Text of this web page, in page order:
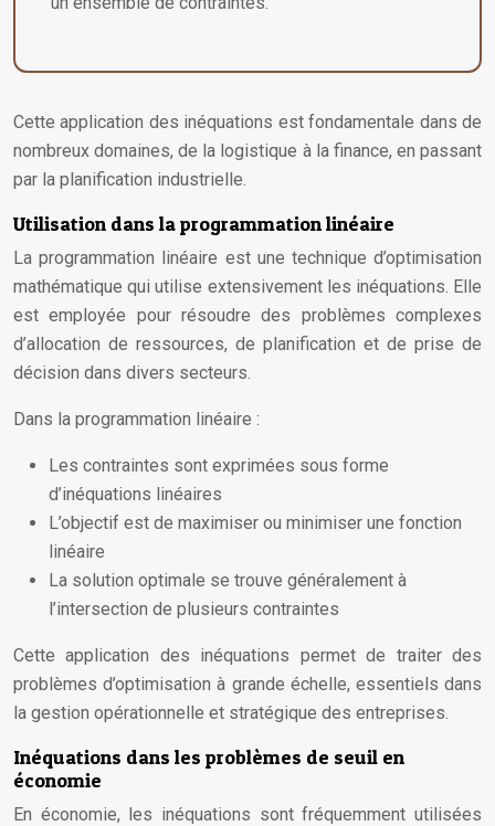
Cette application des inéquations est fondamentale dans de
nombreux domaines, de la logistique à la finance, en passant
par la planification industrielle.
Utilisation dans la programmation linéaire
La programmation linéaire est une technique d’optimisation
mathématique qui utilise extensivement les inéquations. Elle
est employée pour résoudre des problèmes complexes
d’allocation de ressources, de planification et de prise de
décision dans divers secteurs.
Dans la programmation linéaire :
Les contraintes sont exprimées sous forme
d’inéquations linéaires
L’objectif est de maximiser ou minimiser une fonction
linéaire
La solution optimale se trouve généralement à
l’intersection de plusieurs contraintes
Cette application des inéquations permet de traiter des
problèmes d’optimisation à grande échelle, essentiels dans
la gestion opérationnelle et stratégique des entreprises.
Inéquations dans les problèmes de seuil en
économie
En économie, les inéquations sont fréquemment utilisées